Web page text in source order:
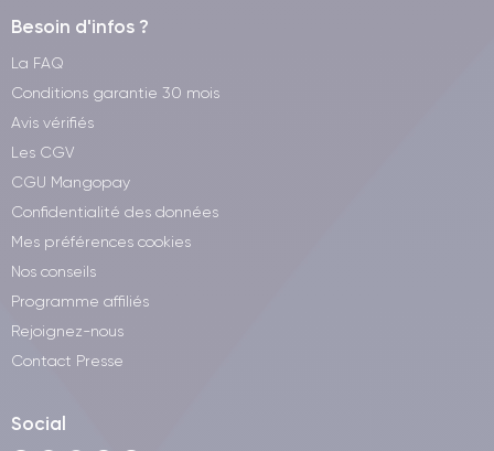
Besoin d'infos ?
La FAQ
Conditions garantie 30 mois
Avis vérifiés
Les CGV
CGU Mangopay
Confidentialité des données
Mes préférences cookies
Nos conseils
Programme affiliés
Rejoignez-nous
Contact Presse
Social